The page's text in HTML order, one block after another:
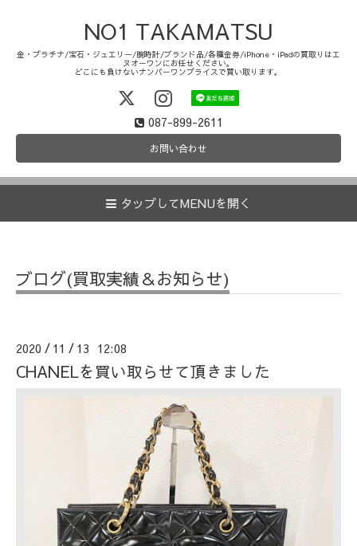
NO1 TAKAMATSU
金・プラチナ/宝石・ジュエリー/腕時計/ブランド品/各種金券/iPhone・iPadの買取りはエ
ヌオーワンにお任せください。
どこにも負けないナンバーワンプライスで買い取ります。
087-899-2611
お問い合わせ
タップしてMENUを開く
ブログ(買取実績＆お知らせ)
2020 / 11 / 13 12:08
CHANELを買い取らせて頂きました